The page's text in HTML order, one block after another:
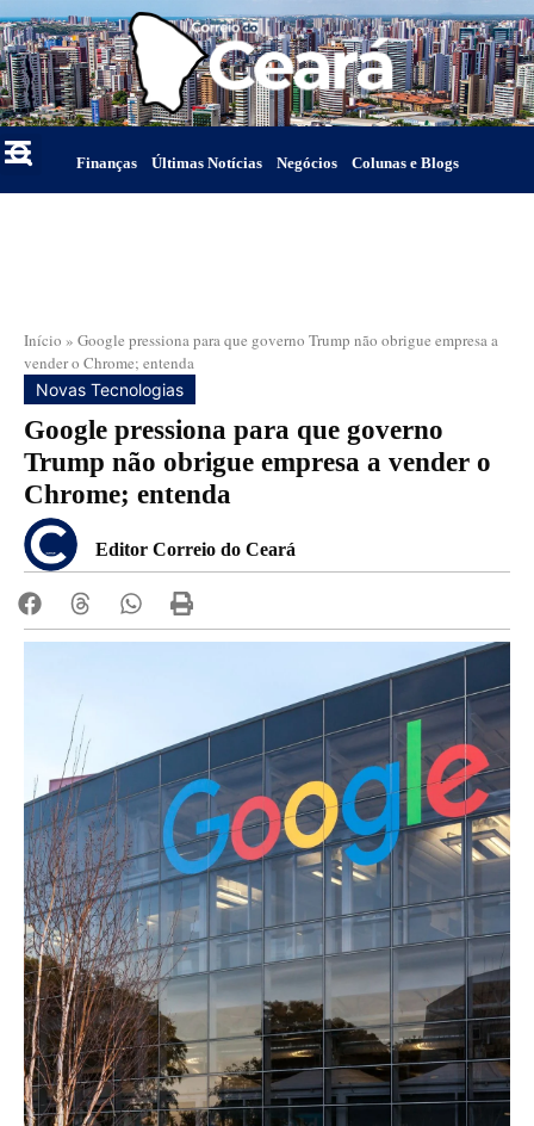
Finanças Últimas Notícias Negócios Colunas e Blogs
Início » Google pressiona para que governo Trump não obrigue empresa a
vender o Chrome; entenda
Novas Tecnologias
Google pressiona para que governo
Trump não obrigue empresa a vender o
Chrome; entenda
Editor Correio do Ceará